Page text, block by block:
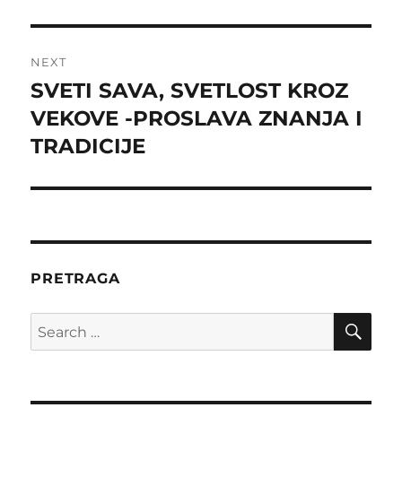
NEXT
Next
post:
SVETI SAVA, SVETLOST KROZ
VEKOVE -PROSLAVA ZNANJA I
TRADICIJE
PRETRAGA
Search
for: